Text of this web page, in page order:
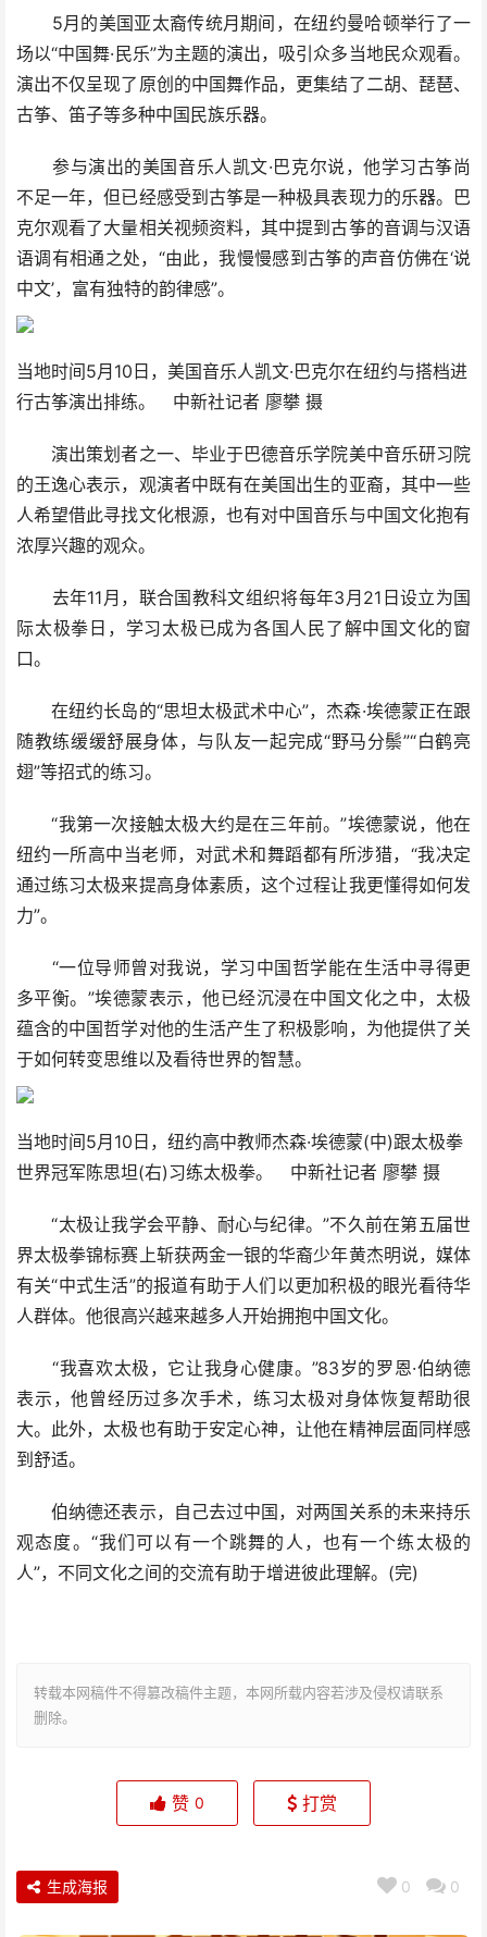
5月的美国亚太裔传统月期间，在纽约曼哈顿举行了一
场以“中国舞·民乐”为主题的演出，吸引众多当地民众观看。
演出不仅呈现了原创的中国舞作品，更集结了二胡、琵琶、
古筝、笛子等多种中国民族乐器。
参与演出的美国音乐人凯文·巴克尔说，他学习古筝尚
不足一年，但已经感受到古筝是一种极具表现力的乐器。巴
克尔观看了大量相关视频资料，其中提到古筝的音调与汉语
语调有相通之处，“由此，我慢慢感到古筝的声音仿佛在‘说
中文’，富有独特的韵律感”。
当地时间5月10日，美国音乐人凯文·巴克尔在纽约与搭档进
行古筝演出排练。 中新社记者 廖攀 摄
演出策划者之一、毕业于巴德音乐学院美中音乐研习院
的王逸心表示，观演者中既有在美国出生的亚裔，其中一些
人希望借此寻找文化根源，也有对中国音乐与中国文化抱有
浓厚兴趣的观众。
去年11月，联合国教科文组织将每年3月21日设立为国
际太极拳日，学习太极已成为各国人民了解中国文化的窗
口。
在纽约长岛的“思坦太极武术中心”，杰森·埃德蒙正在跟
随教练缓缓舒展身体，与队友一起完成“野马分鬃”“白鹤亮
翅”等招式的练习。
“我第一次接触太极大约是在三年前。”埃德蒙说，他在
纽约一所高中当老师，对武术和舞蹈都有所涉猎，“我决定
通过练习太极来提高身体素质，这个过程让我更懂得如何发
力”。
“一位导师曾对我说，学习中国哲学能在生活中寻得更
多平衡。”埃德蒙表示，他已经沉浸在中国文化之中，太极
蕴含的中国哲学对他的生活产生了积极影响，为他提供了关
于如何转变思维以及看待世界的智慧。
当地时间5月10日，纽约高中教师杰森·埃德蒙(中)跟太极拳
世界冠军陈思坦(右)习练太极拳。 中新社记者 廖攀 摄
“太极让我学会平静、耐心与纪律。”不久前在第五届世
界太极拳锦标赛上斩获两金一银的华裔少年黄杰明说，媒体
有关“中式生活”的报道有助于人们以更加积极的眼光看待华
人群体。他很高兴越来越多人开始拥抱中国文化。
“我喜欢太极，它让我身心健康。”83岁的罗恩·伯纳德
表示，他曾经历过多次手术，练习太极对身体恢复帮助很
大。此外，太极也有助于安定心神，让他在精神层面同样感
到舒适。
伯纳德还表示，自己去过中国，对两国关系的未来持乐
观态度。“我们可以有一个跳舞的人，也有一个练太极的
人”，不同文化之间的交流有助于增进彼此理解。(完)
转载本网稿件不得篡改稿件主题，本网所载内容若涉及侵权请联系
删除。
赞 0 打赏
0 0
生成海报